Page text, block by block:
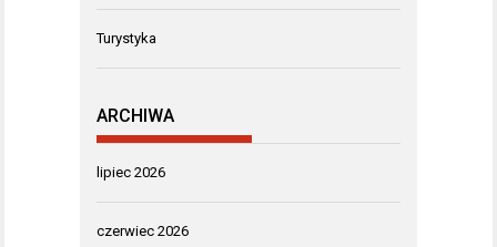
Turystyka
ARCHIWA
lipiec 2026
czerwiec 2026